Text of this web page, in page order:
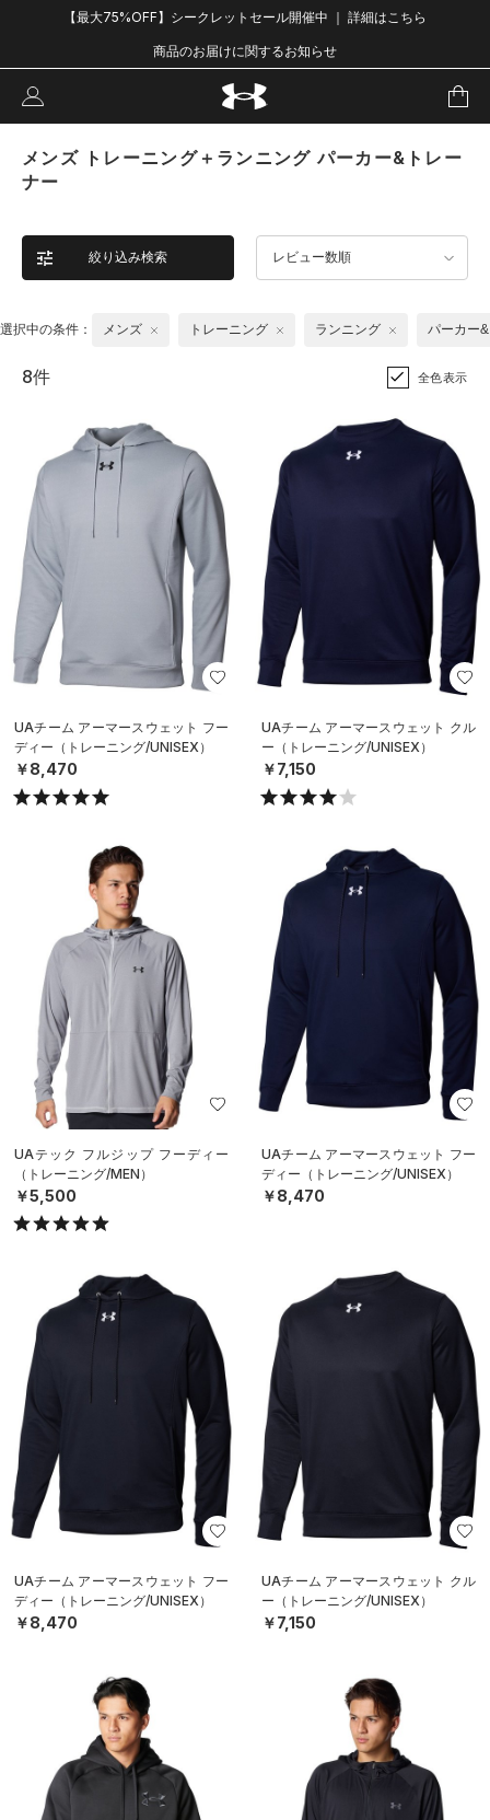
【最大75%OFF】シークレットセール開催中 ｜ 詳細はこちら
商品のお届けに関するお知らせ
メンズ トレーニング＋ランニング パーカー&トレー
ナー
絞り込み検索 レビュー数順
選択中の条件： メンズ トレーニング ランニング パーカー
8件 全色表示
UAチーム アーマースウェット フー
ディー（トレーニング/UNISEX）
￥8,470
UAチーム アーマースウェット クル
ー（トレーニング/UNISEX）
￥7,150
UAテック フルジップ フーディー
（トレーニング/MEN）
￥5,500
UAチーム アーマースウェット フー
ディー（トレーニング/UNISEX）
￥8,470
UAチーム アーマースウェット フー
ディー（トレーニング/UNISEX）
￥8,470
UAチーム アーマースウェット クル
ー（トレーニング/UNISEX）
￥7,150